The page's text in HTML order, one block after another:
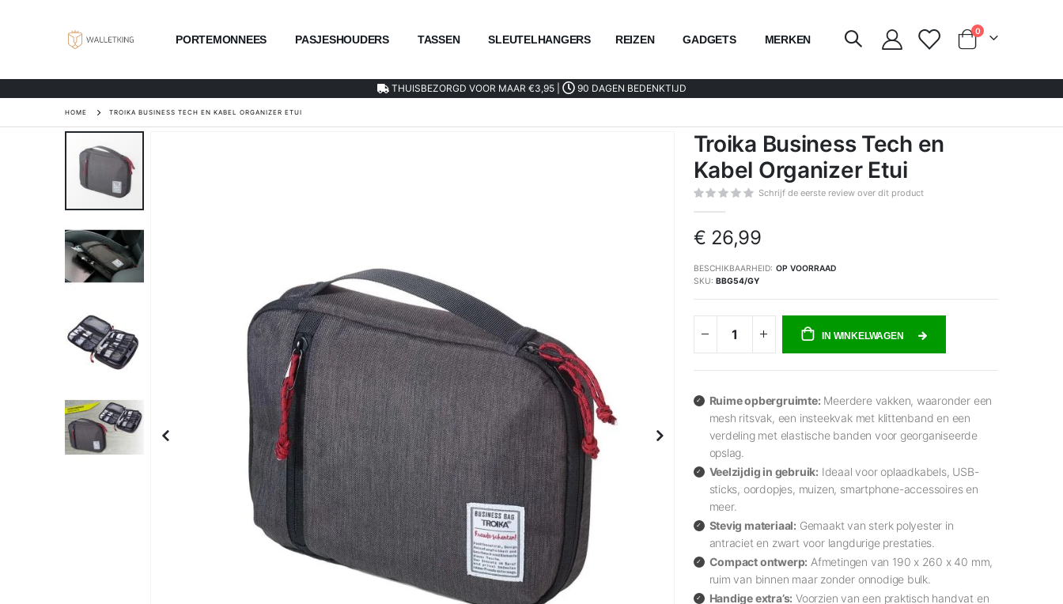
PORTEMONNEES PASJESHOUDERS TASSEN SLEUTELHANGERS REIZEN GADGETS MERKEN kar
0producten
THUISBEZORGD VOOR MAAR €3,95 | 90 DAGEN BEDENKTIJD
HOME TROIKA BUSINESS TECH EN KABEL ORGANIZER ETUI
Ga
einde
afbeeldingen-
Troika Business Tech en
Kabel Organizer Etui
Schrijf de eerste review over dit product
€ 26,99
BESCHIKBAARHEID: OP VOORRAAD
SKU BBG54/GY
IN WINKELWAGEN
Ruime opbergruimte: Meerdere vakken, waaronder een
mesh ritsvak, een insteekvak met klittenband en een
verdeling met elastische banden voor georganiseerde
opslag.
Veelzijdig in gebruik: Ideaal voor oplaadkabels, USB-
sticks, oordopjes, muizen, smartphone-accessoires en
meer.
Stevig materiaal: Gemaakt van sterk polyester in
antraciet en zwart voor langdurige prestaties.
Compact ontwerp: Afmetingen van 190 x 260 x 40 mm,
ruim van binnen maar zonder onnodige bulk.
Handige extra’s: Voorzien van een praktisch handvat en